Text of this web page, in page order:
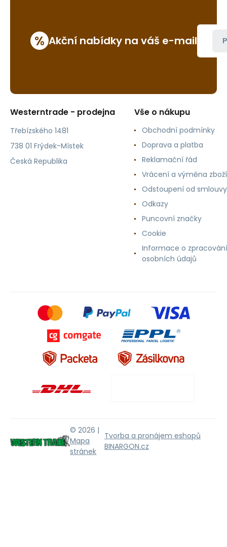
% Akční nabídky na váš e-mail
Westerntrade - prodejna
Třebízského 1481
738 01 Frýdek-Místek
Česká Republika
Vše o nákupu
Obchodní podmínky
Doprava a platba
Reklamační řád
Vrácení a výměna zboží
Odstoupení od smlouvy
Odkazy
Puncovní značky
Cookie
Informace o zpracování
osobních údajů
© 2026 |
Mapa
stránek
Tvorba a pronájem eshopů
BINARGON.cz